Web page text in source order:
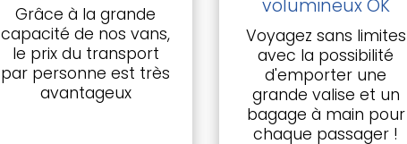
Grâce à la grande
capacité de nos vans,
le prix du transport
par personne est très
avantageux
volumineux OK
Voyagez sans limites
avec la possibilité
d'emporter une
grande valise et un
bagage à main pour
chaque passager !